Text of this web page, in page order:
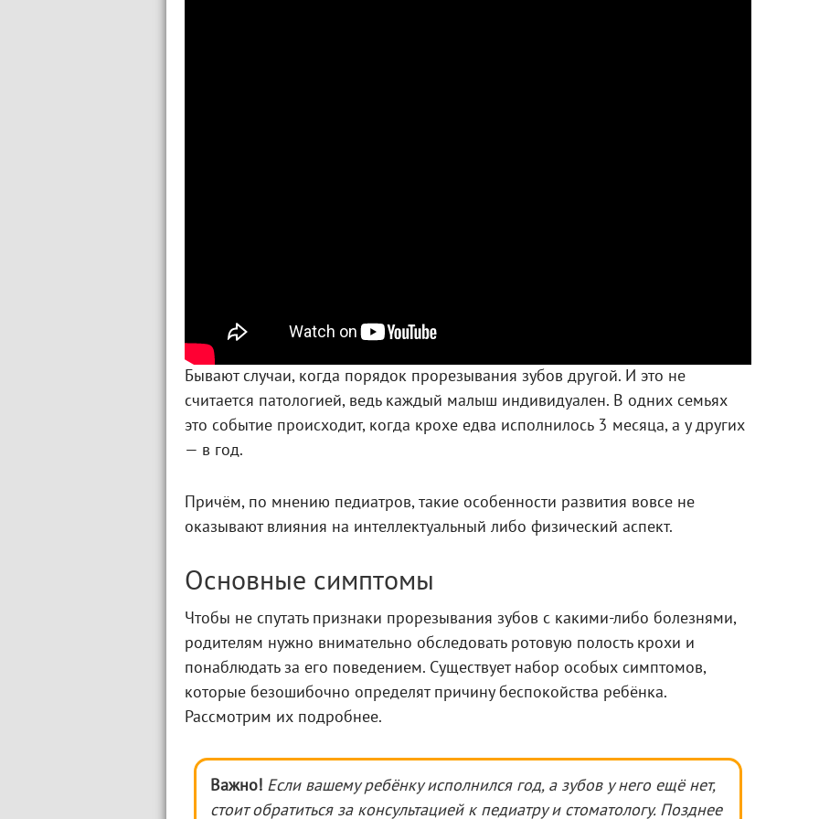
Бывают случаи, когда порядок прорезывания зубов другой. И это не
считается патологией, ведь каждый малыш индивидуален. В одних семьях
это событие происходит, когда крохе едва исполнилось 3 месяца, а у других
— в год.
Причём, по мнению педиатров, такие особенности развития вовсе не
оказывают влияния на интеллектуальный либо физический аспект.
Основные симптомы
Чтобы не спутать признаки прорезывания зубов с какими-либо болезнями,
родителям нужно внимательно обследовать ротовую полость крохи и
понаблюдать за его поведением. Существует набор особых симптомов,
которые безошибочно определят причину беспокойства ребёнка.
Рассмотрим их подробнее.
Важно! Если вашему ребёнку исполнился год, а зубов у него ещё нет,
стоит обратиться за консультацией к педиатру и стоматологу. Позднее